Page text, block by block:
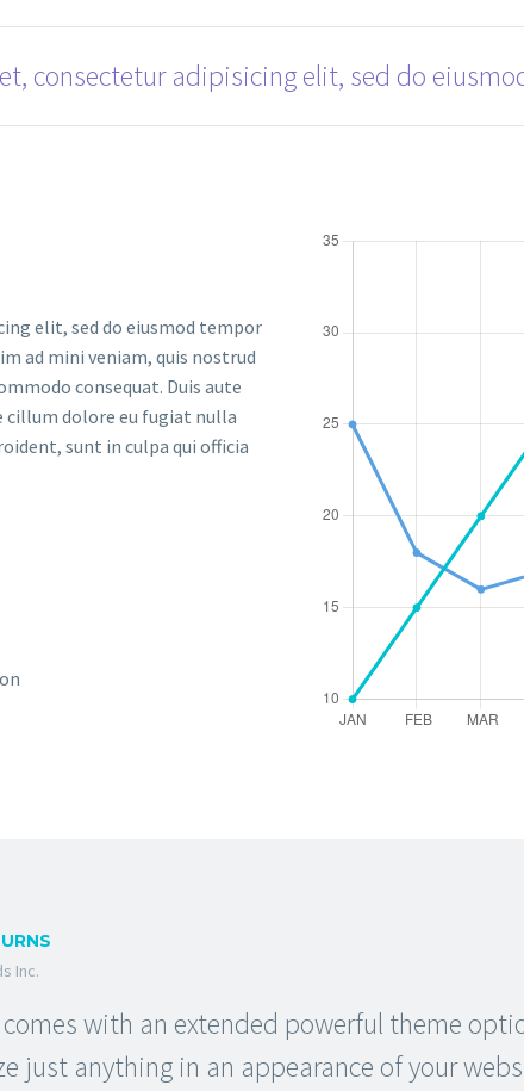
consectetur adipisicing elit, sed do
elit, sed do eiusmod tempor
ad mini veniam, quis nostrud
consequat. Duis aute
dolore eu fugiat nulla
sunt in culpa qui officia
Inc.
with an extended powerful theme
just anything in an appearance of your